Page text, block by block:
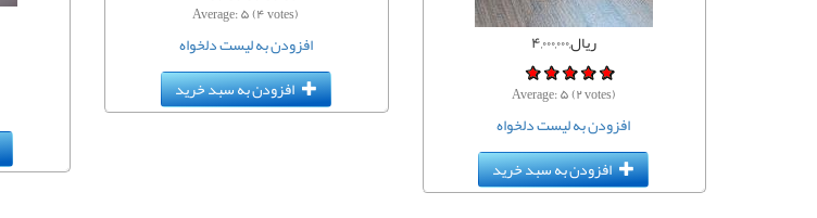
Average:۵(۴votes)
افزودن به لیست دلخواه
افزودن به سبد خرید
ریال,۴,۰۰۰,۰۰۰
Average:۵(۲votes)
افزودن به لیست دلخواه
افزودن به سبد خرید